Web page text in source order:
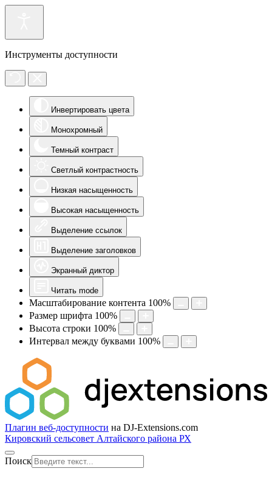
Инструменты доступности
Инвертировать цвета
Монохромный
Темный контраст
Светлый контрастность
Низкая насыщенность
Высокая насыщенность
Выделение ссылок
Выделение заголовков
Экранный диктор
Читать mode
Масштабирование контента 100%
Размер шрифта 100%
Высота строки 100%
Интервал между буквами 100%
Плагин веб-доступности на DJ-Extensions.com
Кировский сельсовет Алтайского района РХ
Поиск